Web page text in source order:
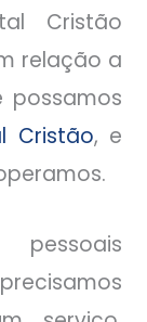
Cristão
relação a
possamos
Cristão, e
pessoais